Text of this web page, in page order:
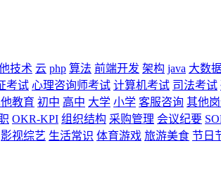
技术 云 php 算法 前端开发 架构 java 大数
考试 心理咨询师考试 计算机考试 司法考试
教育 初中 高中 大学 小学 客服咨询 其他
OKR-KPI 组织结构 采购管理 会议纪要
影视综艺 生活常识 体育游戏 旅游美食 节日